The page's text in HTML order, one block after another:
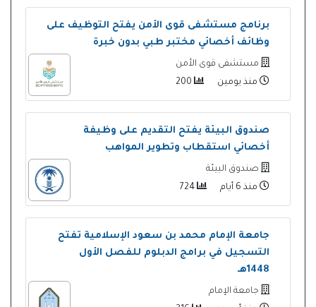
برنامج مستشفى قوى الأمن يفتح التوظيف على
وظائف أخصائي مختبر طبي بدون خبرة
مستشفى قوى الأمن
منذ يومين
صندوق البيئة يفتح التقديم على وظيفة
أخصائي استقطاب وتطوير المواهب
صندوق البيئة
منذ 6 أيام
جامعة الإمام محمد بن سعود الإسلامية تفتح
التسجيل في برامج الدبلوم للفصل الأول
1448هـ
جامعة الإمام